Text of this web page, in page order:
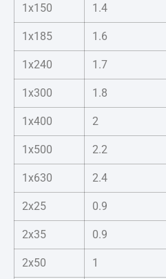
1x150 1.4
1x185 1.6
1x240 1.7
1x300 1.8
1x400 2
1x500 2.2
1x630 2.4
2x25 0.9
2x35 0.9
2x50 1